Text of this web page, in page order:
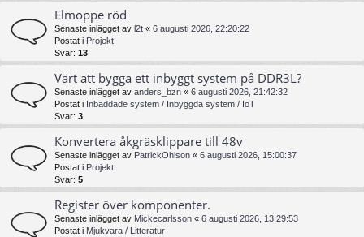
Elmoppe röd
Senaste inlägget av l2t « 6 augusti 2026, 22:20:22
Postat i Projekt
Svar: 13
Värt att bygga ett inbyggt system på DDR3L?
Senaste inlägget av anders_bzn « 6 augusti 2026, 21:42:32
Postat i Inbäddade system / Inbyggda system / IoT
Svar: 3
Konvertera åkgräsklippare till 48v
Senaste inlägget av PatrickOhlson « 6 augusti 2026, 15:00:37
Postat i Projekt
Svar: 5
Register över komponenter.
Senaste inlägget av Mickecarlsson « 6 augusti 2026, 13:29:53
Postat i Mjukvara / Litteratur